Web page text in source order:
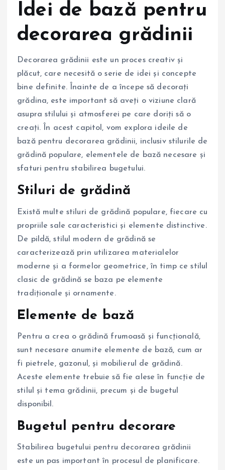
Idei de bază pentru
decorarea grădinii
Decorarea grădinii este un proces creativ și
plăcut, care necesită o serie de idei și concepte
bine definite. Înainte de a începe să decorați
grădina, este important să aveți o viziune clară
asupra stilului și atmosferei pe care doriți să o
creați. În acest capitol, vom explora ideile de
bază pentru decorarea grădinii, inclusiv stilurile de
grădină populare, elementele de bază necesare și
sfaturi pentru stabilirea bugetului.
Stiluri de grădină
Există multe stiluri de grădină populare, fiecare cu
propriile sale caracteristici și elemente distinctive.
De pildă, stilul modern de grădină se
caracterizează prin utilizarea materialelor
moderne și a formelor geometrice, în timp ce stilul
clasic de grădină se baza pe elemente
tradiționale și ornamente.
Elemente de bază
Pentru a crea o grădină frumoasă și funcțională,
sunt necesare anumite elemente de bază, cum ar
fi pietrele, gazonul, și mobilierul de grădină.
Aceste elemente trebuie să fie alese în funcție de
stilul și tema grădinii, precum și de bugetul
disponibil.
Bugetul pentru decorare
Stabilirea bugetului pentru decorarea grădinii
este un pas important în procesul de planificare.